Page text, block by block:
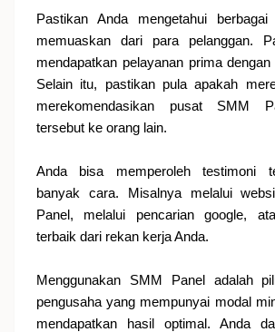
Pastikan Anda mengetahui
memuaskan dari para pelanggan.
mendapatkan pelayanan prima
Selain itu, pastikan pula apakah
merekomendasikan pusat SMM
tersebut ke orang lain.
Anda bisa memperoleh testimoni
banyak cara. Misalnya melalui
Panel, melalui pencarian google,
terbaik dari rekan kerja Anda.
Menggunakan SMM Panel adalah
pengusaha yang mempunyai modal
mendapatkan hasil optimal. Anda